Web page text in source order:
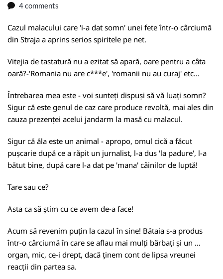
4 comments
Cazul malacului care 'i-a dat somn' unei fete într-o cârciumă
din Straja a aprins serios spiritele pe net.
Vitejia de tastatură nu a ezitat să apară, oare pentru a câta
oară?-'Romania nu are c***e', 'romanii nu au curaj' etc...
Întrebarea mea este - voi sunteți dispuși să vă luați somn?
Sigur că este genul de caz care produce revoltă, mai ales din
cauza prezenței acelui jandarm la masă cu malacul.
Sigur că ăla este un animal - apropo, omul cică a făcut
pușcarie după ce a răpit un jurnalist, l-a dus 'la padure', l-a
bătut bine, după care l-a dat pe 'mana' câinilor de luptă!
Tare sau ce?
Asta ca să știm cu ce avem de-a face!
Acum să revenim puțin la cazul în sine! Bătaia s-a produs
într-o cârciumă în care se aflau mai mulți bărbați și un ...
organ, mic, ce-i drept, dacă ținem cont de lipsa vreunei
reacții din partea sa.